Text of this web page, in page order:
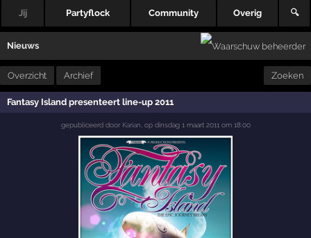
Jij Partyflock Community Overig 🔍
Nieuws
Overzicht Archief Zoeken
Fantasy Island presenteert line-up 2011
gepubliceerd door Karian op dinsdag 1 maart 2011 om 18:00